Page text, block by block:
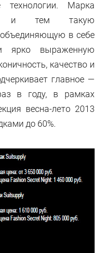
технологии. Марка
и тем такую
в себе
ярко выраженную
качество и
главное —
в году, в рамках
весна-лето 2013
до 60%.